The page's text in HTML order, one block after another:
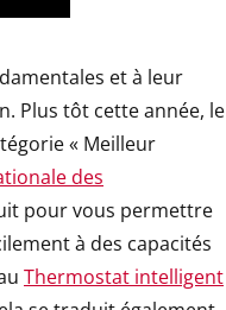
et à leur
Plus tôt cette année, le
« Meilleur
des
pour vous permettre
à des capacités
Thermostat intelligent